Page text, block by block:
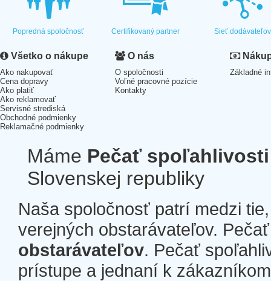
Popredná spoločnosť Certifikovaný partner Sieť dodávateľov
Všetko o nákupe
Ako nakupovať
Cena dopravy
Ako platiť
Ako reklamovať
Servisné strediská
Obchodné podmienky
Reklamačné podmienky
O nás
O spoločnosti
Voľné pracovné pozície
Kontakty
Základné
Máme Pečať spoľahlivosti
Slovenskej republiky
Naša spoločnosť patrí medzi
verejných obstarávateľov.
obstarávateľov. Pečať
prístupe a jednaní k